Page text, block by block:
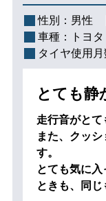
性別： 男性
車種：
トヨ
タイヤ使用月
とても静
走行音がと
また、クッ
す。
とても気に
ときも、同じ